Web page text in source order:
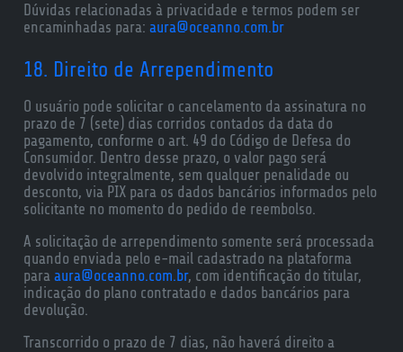
Dúvidas relacionadas à privacidade e termos podem ser
encaminhadas para: aura@oceanno.com.br
18. Direito de Arrependimento
O usuário pode solicitar o cancelamento da assinatura no
prazo de 7 (sete) dias corridos contados da data do
pagamento, conforme o art. 49 do Código de Defesa do
Consumidor. Dentro desse prazo, o valor pago será
devolvido integralmente, sem qualquer penalidade ou
desconto, via PIX para os dados bancários informados pelo
solicitante no momento do pedido de reembolso.
A solicitação de arrependimento somente será processada
quando enviada pelo e-mail cadastrado na plataforma
para aura@oceanno.com.br, com identificação do titular,
indicação do plano contratado e dados bancários para
devolução.
Transcorrido o prazo de 7 dias, não haverá direito a